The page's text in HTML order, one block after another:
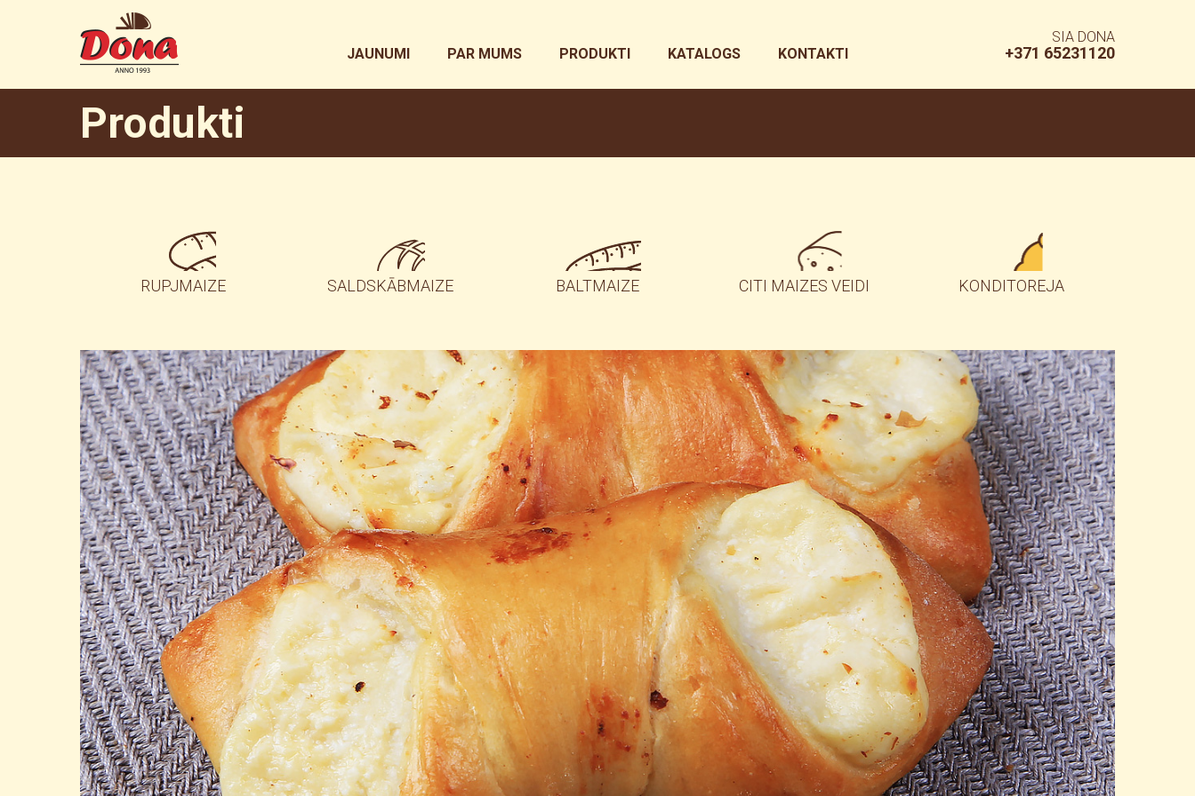
SIA DONA
+371 65231120
JAUNUMI PAR MUMS PRODUKTI KATALOGS KONTAKTI
Produkti
RUPJMAIZE SALDSKĀBMAIZE BALTMAIZE CITI MAIZES VEIDI KONDITOREJA